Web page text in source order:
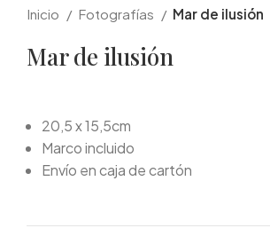
Inicio Fotografías Mar de ilusión
Mar de ilusión
20,5 x 15,5cm
Marco incluido
Envío en caja de cartón